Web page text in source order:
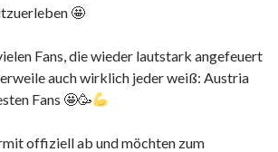
🤩
Fans, die wieder lautstark angefeuert
auch wirklich jeder weiß: Austria
Fans 🤩🥳
offiziell ab und möchten zum